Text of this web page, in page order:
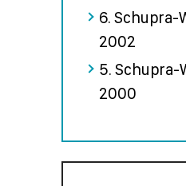
6. Schupra-
2002
5.
2000